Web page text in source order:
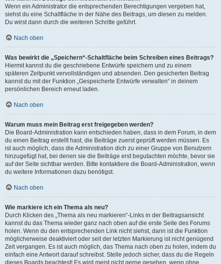
Wenn ein Administrator die entsprechenden Berechtigungen vergeben hat,
siehst du eine Schaltfläche in der Nähe des Beitrags, um diesen zu melden.
Du wirst dann durch die weiteren Schritte geführt.
Nach oben
Was bewirkt die „Speichern“-Schaltfläche beim Schreiben eines Beitrags?
Hiermit kannst du die geschriebene Entwürfe speichern und zu einem
späteren Zeitpunkt vervollständigen und absenden. Den gesicherten Beitrag
kannst du mit der Funktion „Gespeicherte Entwürfe verwalten“ in deinem
persönlichen Bereich erneut laden.
Nach oben
Warum muss mein Beitrag erst freigegeben werden?
Die Board-Administration kann entschieden haben, dass in dem Forum, in dem
du einen Beitrag erstellt hast, die Beiträge zuerst geprüft werden müssen. Es
ist auch möglich, dass die Administration dich zu einer Gruppe von Benutzern
hinzugefügt hat, bei denen sie die Beiträge erst begutachten möchte, bevor sie
auf der Seite sichtbar werden. Bitte kontaktiere die Board-Administration, wenn
du weitere Informationen dazu benötigst.
Nach oben
Wie markiere ich ein Thema als neu?
Durch Klicken des „Thema als neu markieren“-Links in der Beitragsansicht
kannst du das Thema wieder ganz nach oben auf die erste Seite des Forums
holen. Wenn du den entsprechenden Link nicht siehst, dann ist die Funktion
möglicherweise deaktiviert oder seit der letzten Markierung ist nicht genügend
Zeit vergangen. Es ist auch möglich, das Thema nach oben zu holen, indem du
einfach eine Antwort darauf schreibst. Stelle jedoch sicher, dass du die Regeln